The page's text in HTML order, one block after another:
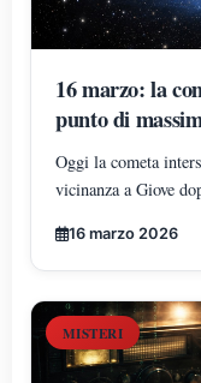
16 marzo: la
punto di
Oggi la cometa
vicinanza a Giove
la regione
16 marzo 2026
MISTERI